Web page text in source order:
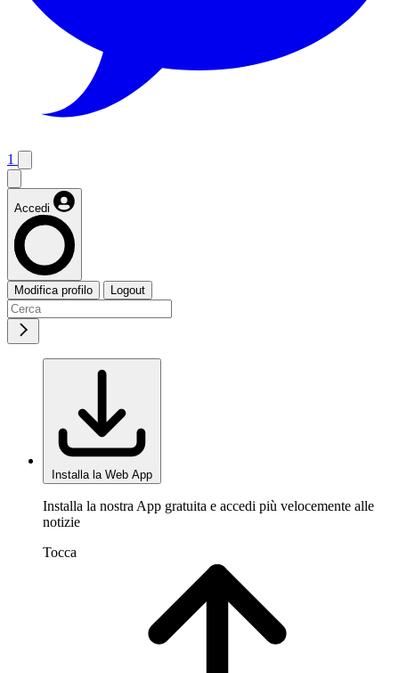
1
Accedi
Modifica profilo Logout
Installa la Web App
Installa la nostra App gratuita e accedi più velocemente alle
notizie
Tocca